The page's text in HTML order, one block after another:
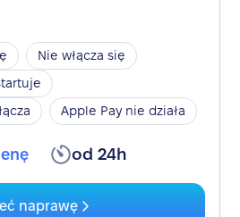
Nie włącza się
Apple Pay nie działa
od 24h
naprawę